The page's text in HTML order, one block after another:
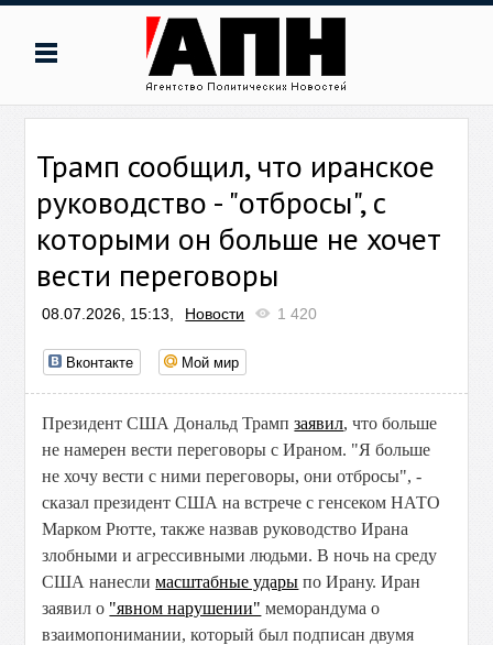
Трамп сообщил, что иранское
руководство - "отбросы", с
которыми он больше не хочет
вести переговоры
08.07.2026, 15:13, Новости 1 420
Вконтакте Мой мир
Президент США Дональд Трампзаявил, что больше
не намерен вести переговоры с Ираном. "Я больше
не хочу вести с ними переговоры, они отбросы", -
сказал президент США на встрече с генсеком НАТО
Марком Рютте, также назвав руководство Ирана
злобными и агрессивными людьми. В ночь на среду
США нанеслимасштабные удары по Ирану. Иран
заявил о "явном нарушении" меморандума о
взаимопонимании, который был подписан двумя